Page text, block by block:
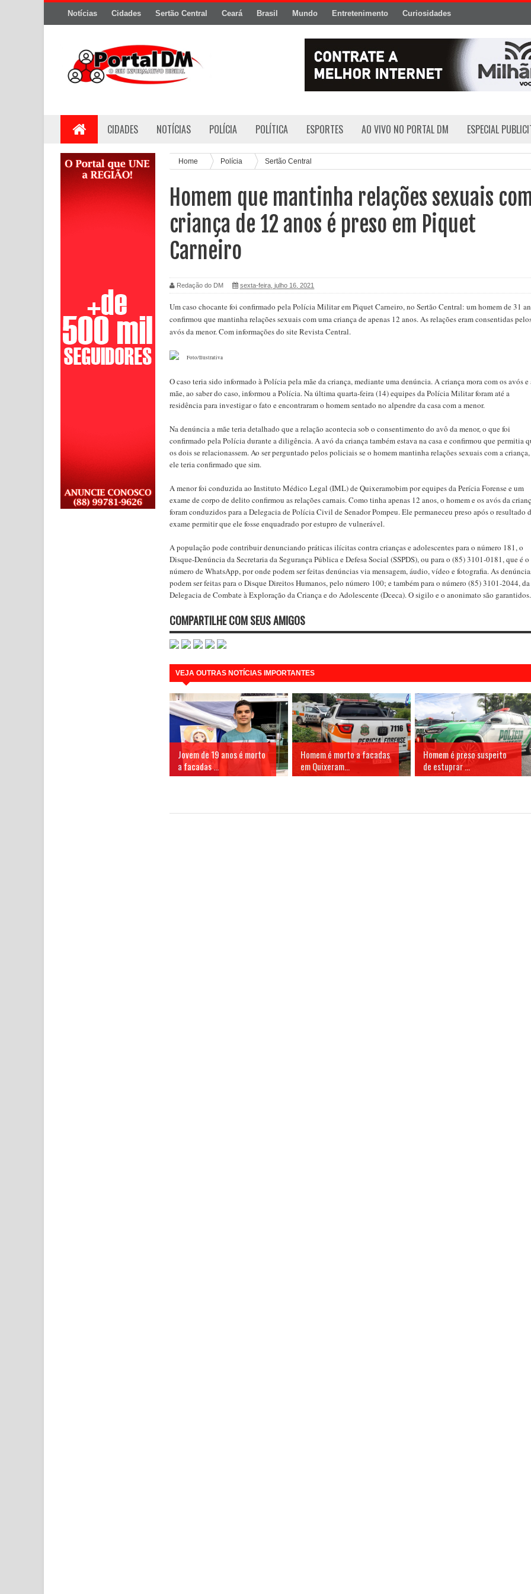
Notícias Cidades Sertão Central Ceará Brasil Mundo Entretenimento Curiosidades
CIDADES NOTÍCIAS POLÍCIA POLÍTICA ESPORTES AO VIVO NO PORTAL DM ESPECIAL
Home Polícia Sertão Central
Homem que mantinha relações sexuais
criança de 12 anos é preso em Piquet
Carneiro
Redação do DM sexta-feira, julho 16, 2021
Um caso chocante foi confirmado pela Polícia Militar em Piquet Carneiro, no Sertão Central: um homem de 31
confirmou que mantinha relações sexuais com uma criança de apenas 12 anos. As relações eram consentidas
avós da menor. Com informações do site Revista Central.
Foto/Ilustrativa
O caso teria sido informado à Polícia pela mãe da criança, mediante uma denúncia. A criança mora com os avós e
mãe, ao saber do caso, informou a Polícia. Na última quarta-feira (14) equipes da Polícia Militar foram até a
residência para investigar o fato e encontraram o homem sentado no alpendre da casa com a menor.
Na denúncia a mãe teria detalhado que a relação acontecia sob o consentimento do avô da menor, o que foi
confirmado pela Polícia durante a diligência. A avó da criança também estava na casa e confirmou que permitia
os dois se relacionassem. Ao ser perguntado pelos policiais se o homem mantinha relações sexuais com a criança,
ele teria confirmado que sim.
A menor foi conduzida ao Instituto Médico Legal (IML) de Quixeramobim por equipes da Perícia Forense e um
exame de corpo de delito confirmou as relações carnais. Como tinha apenas 12 anos, o homem e os avós da
foram conduzidos para a Delegacia de Polícia Civil de Senador Pompeu. Ele permaneceu preso após o resultado
exame permitir que ele fosse enquadrado por estupro de vulnerável.
A população pode contribuir denunciando práticas ilícitas contra crianças e adolescentes para o número 181, o
Disque-Denúncia da Secretaria da Segurança Pública e Defesa Social (SSPDS), ou para o (85) 3101-0181, que é o
número de WhatsApp, por onde podem ser feitas denúncias via mensagem, áudio, vídeo e fotografia. As
podem ser feitas para o Disque Direitos Humanos, pelo número 100; e também para o número (85) 3101-2044, da
Delegacia de Combate à Exploração da Criança e do Adolescente (Dceca). O sigilo e o anonimato são garantidos.
COMPARTILHE COM SEUS AMIGOS
VEJA OUTRAS NOTÍCIAS IMPORTANTES
Jovem de 19 anos é morto
a facadas ...
Homem é morto a facadas
em Quixeram...
Homem é preso suspeito
de estuprar ...